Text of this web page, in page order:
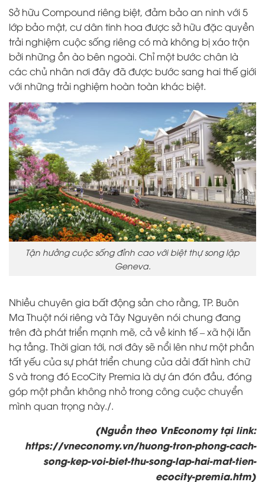
Sở hữu Compound riêng biệt, đảm bảo an ninh với 5
lớp bảo mật, cư dân tinh hoa được sở hữu đặc quyền
trải nghiệm cuộc sống riêng có mà không bị xáo trộn
bởi những ồn ào bên ngoài. Chỉ một bước chân là
các chủ nhân nơi đây đã được bước sang hai thế giới
với những trải nghiệm hoàn toàn khác biệt.
Tận hưởng cuộc sống đỉnh cao với biệt thự song lập
Geneva.
Nhiều chuyên gia bất động sản cho rằng, TP. Buôn
Ma Thuột nói riêng và Tây Nguyên nói chung đang
trên đà phát triển mạnh mẽ, cả về kinh tế – xã hội lẫn
hạ tầng. Thời gian tới, nơi đây sẽ nổi lên như một phần
tất yếu của sự phát triển chung của dải đất hình chữ
S và trong đó EcoCity Premia là dự án đón đầu, đóng
góp một phần không nhỏ trong công cuộc chuyển
mình quan trọng này./.
(Nguồn theo VnEconomy tại link:
https://vneconomy.vn/huong-tron-phong-cach-
song-kep-voi-biet-thu-song-lap-hai-mat-tien-
ecocity-premia.htm)